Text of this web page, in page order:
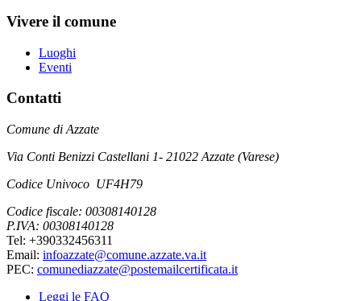
Vivere il comune
Luoghi
Eventi
Contatti
Comune di Azzate
Via Conti Benizzi Castellani 1- 21022 Azzate (Varese)
Codice Univoco UF4H79
Codice fiscale: 00308140128
P.IVA: 00308140128
Tel: +390332456311
Email: infoazzate@comune.azzate.va.it
PEC: comunediazzate@postemailcertificata.it
Leggi le FAQ